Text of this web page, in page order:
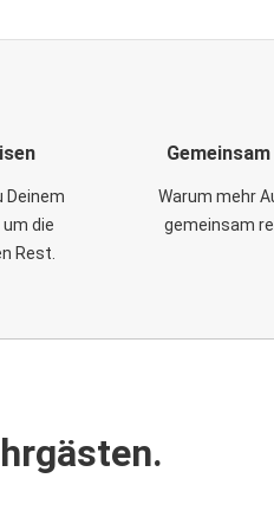
Deinem
die
Rest.
Warum mehr
gemeinsam